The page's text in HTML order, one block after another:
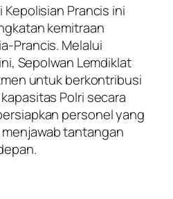
Prancis ini
kemitraan
Prancis. Melalui
Sepolwan Lemdiklat
untuk berkontribusi
Polri secara
personel yang
tantangan